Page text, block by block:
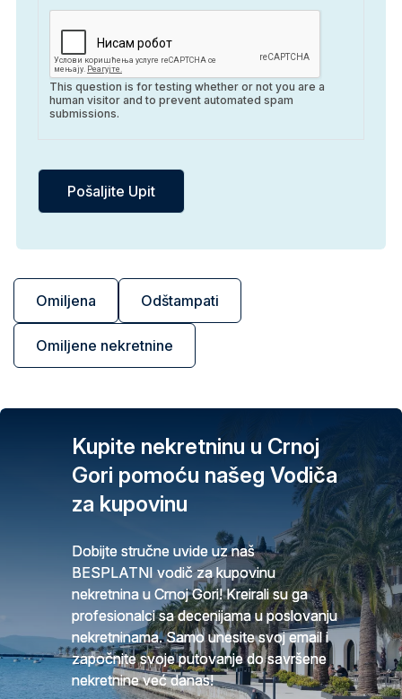
Omiljena Odštampati
Omiljene nekretnine
This question is for testing whether or not you are a
human visitor and to prevent automated spam
submissions.
Kupite nekretninu u Crnoj
Gori pomoću našeg Vodiča
za kupovinu
Dobijte stručne uvide uz naš
BESPLATNI vodič za kupovinu
nekretnina u Crnoj Gori! Kreirali su ga
profesionalci sa decenijama u poslovanju
nekretninama. Samo unesite svoj email i
započnite svoje putovanje do savršene
nekretnine već danas!